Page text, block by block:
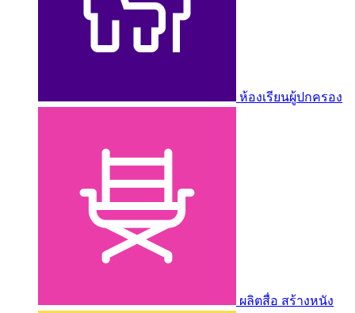
ห้องเรียนผู้ปกครอง
ผลิตสื่อ สร้างหนัง